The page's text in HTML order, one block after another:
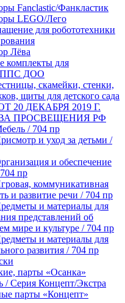
Fanclastic/Фанкластик
LEGO/Лего
для робототехники
Лёва
комплекты для
ДОО
скамейки, стенки,
щиты для детского сада
20 ДЕКАБРЯ 2019 Г.
ПРОСВЕЩЕНИЯ РФ
/ 704 пр
и уход за детьми /
и обеспечение
пр
коммуникативная
и развитие речи / 704 пр
и материалы для
представлений об
мире и культуре / 704 пр
и материалы для
развития / 704 пр
парты «Осанка»
/ Серия Концепт/Экстра
парты «Концепт»